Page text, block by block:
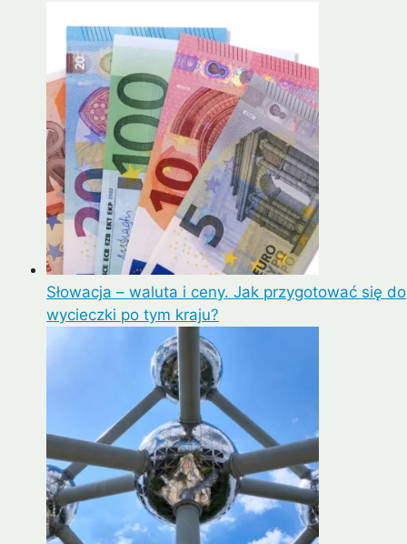
Słowacja – waluta i ceny. Jak przygotować się do
wycieczki po tym kraju?